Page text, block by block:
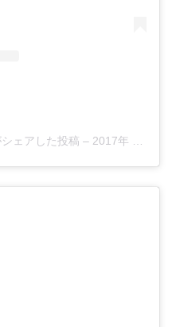
ェアした投稿 – 2017年 1月月3日午後7時26分PST